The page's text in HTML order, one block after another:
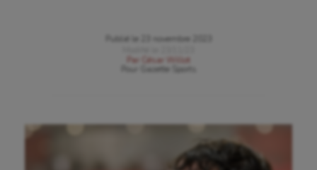
Publié le
23 novembre 2023
Par
César Willot
Gazette Sports